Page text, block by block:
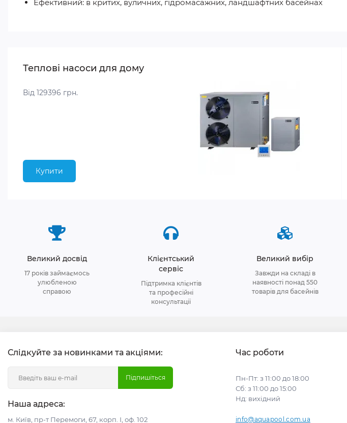
Ефективний: в критих, вуличних, гідромасажних, ландшафтних басейнах
Теплові насоси для дому
Від 129396 грн.
Купити
Великий досвід
17 років займаємось
улюбленою
справою
Клієнтський
сервіс
Підтримка клієнтів
та професійні
консультації
Великий вибір
Завжди на складі в
наявності понад 550
товарів для басейнів
Слідкуйте за новинками та акціями:
Підпишіться
Наша адреса:
м. Київ, пр-т Перемоги, 67, корп. І, оф. 102
Час роботи
Пн-Пт: з 11:00 до 18:00
Сб: з 11:00 до 15:00
Нд: вихідний
info@aquapool.com.ua